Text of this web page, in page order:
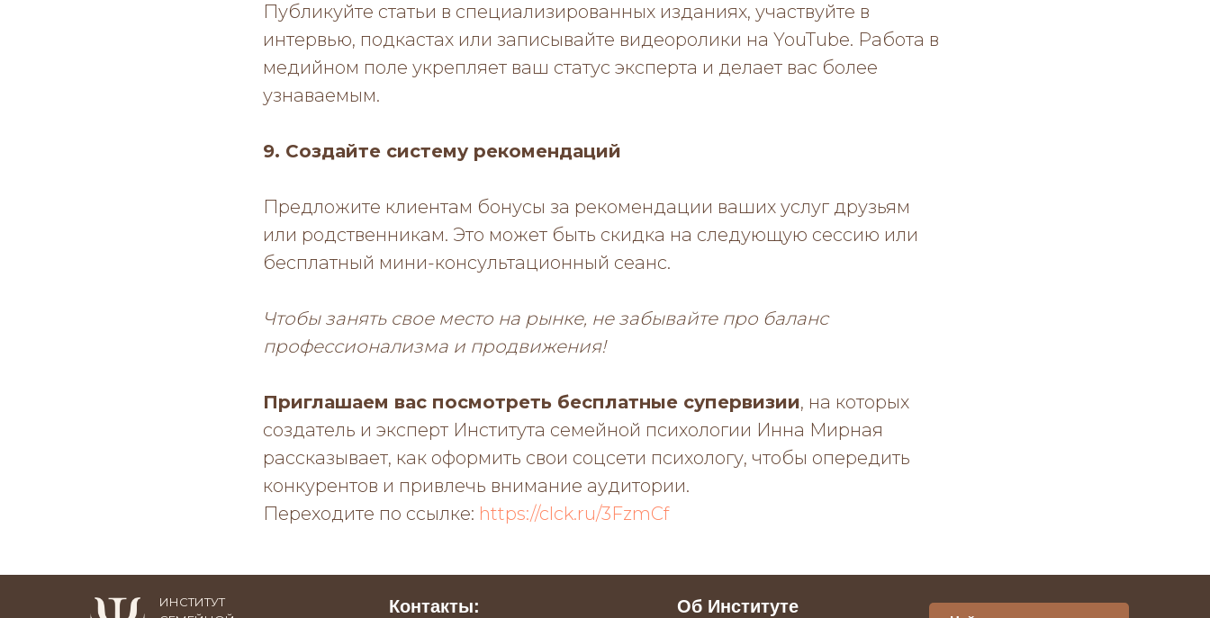
Публикуйте статьи в специализированных изданиях, участвуйте в
интервью, подкастах или записывайте видеоролики на YouTube. Работа в
медийном поле укрепляет ваш статус эксперта и делает вас более
узнаваемым.
9. Создайте систему рекомендаций
Предложите клиентам бонусы за рекомендации ваших услуг друзьям
или родственникам. Это может быть скидка на следующую сессию или
бесплатный мини-консультационный сеанс.
Чтобы занять свое место на рынке, не забывайте про баланс
профессионализма и продвижения!
Приглашаем вас посмотреть бесплатные супервизии, на которых
создатель и эксперт Института семейной психологии Инна Мирная
рассказывает, как оформить свои соцсети психологу, чтобы опередить
конкурентов и привлечь внимание аудитории.
Переходите по ссылке: https://clck.ru/3FzmCf
Контакты: Об Институте
ИНСТИТУТ